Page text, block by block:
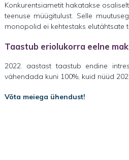
Konkurentsiametit hakatakse
teenuse müügitulust. Selle
monopolid ei kehtestaks elutähtsate
Taastub eriolukorra eelne
2022. aastast taastub endine
vähendada kuni 100%, kuid nüüd
Võta meiega ühendust!